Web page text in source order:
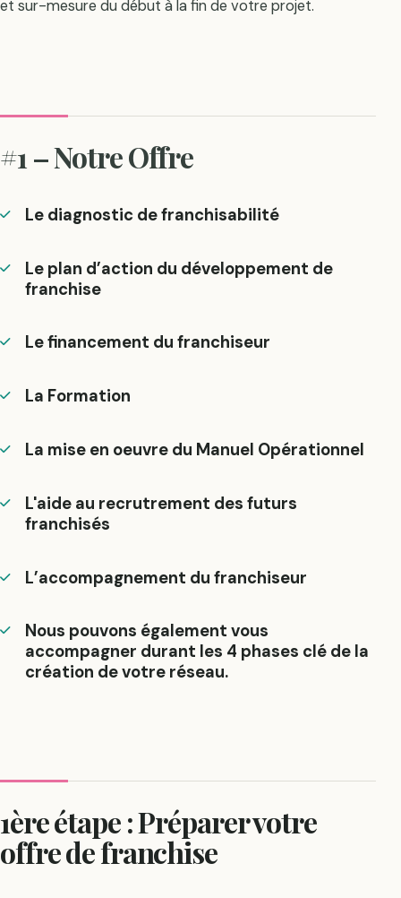
et sur-mesure du début à la fin de votre projet.
#1 – Notre Offre
Le diagnostic de franchisabilité
Le plan d’action du développement de
franchise
Le financement du franchiseur
La Formation
La mise en oeuvre du Manuel Opérationnel
L'aide au recrutrement des futurs
franchisés
L’accompagnement du franchiseur
Nous pouvons également vous
accompagner durant les 4 phases clé de la
création de votre réseau.
1ère étape : Préparer votre
offre de franchise